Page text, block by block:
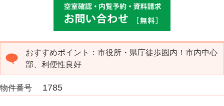
おすすめポイント：市役所・県庁徒歩圏内！市内中心
部、利便性良好
物件番号 1785